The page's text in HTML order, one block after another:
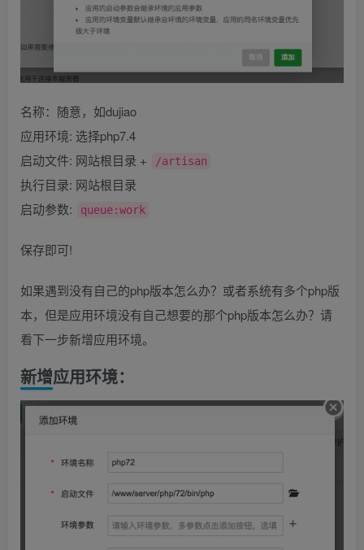
名称：随意，如dujiao
应用环境: 选择php7.4
启动文件: 网站根目录 +
/artisan
执行目录: 网站根目录
启动参数:
queue:work
保存即可!
如果遇到没有自己的php版本怎么办？或者系统有多个php版
本，但是应用环境没有自己想要的那个php版本怎么办？请
看下一步新增应用环境。
新增应用环境：